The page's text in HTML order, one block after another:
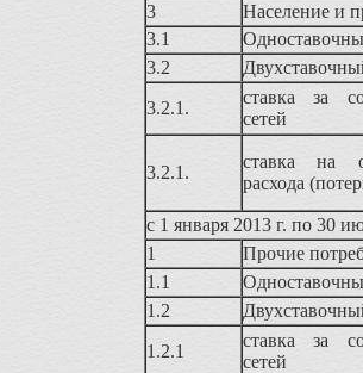
3
Население и
3.1
3.2
3.2.1.
ставка за
сетей
3.2.1.
ставка на
расхода
с 1 января 2013 г. по 30
1
Прочие
1.1
1.2
1.2.1
ставка за
сетей